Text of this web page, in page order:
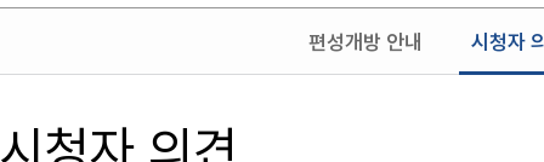
편성개방 안내 시청자
시청자 의견